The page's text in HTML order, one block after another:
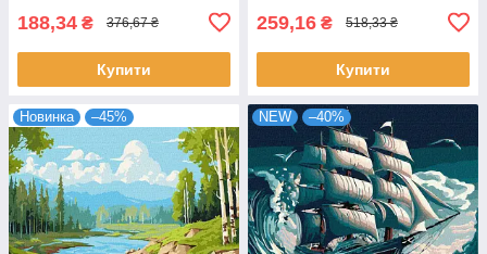
188,34 ₴ 376,67 ₴
Купити
259,16 ₴ 518,33 ₴
Купити
Новинка –45% NEW –40%